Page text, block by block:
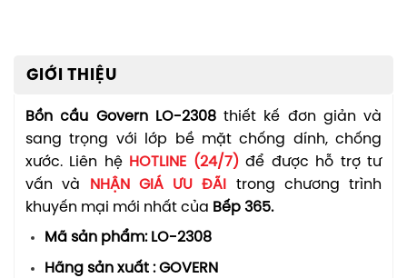
GIỚI THIỆU
Bồn cầu Govern LO-2308 thiết kế đơn giản và
sang trọng với lớp bề mặt chống dính, chống
xước. Liên hệ HOTLINE (24/7) để được hỗ trợ tư
vấn và
NHẬN GIÁ ƯU ĐÃI
trong chương trình
khuyến mại mới nhất của Bếp 365.
Mã sản phẩm: LO-2308
Hãng sản xuất : GOVERN